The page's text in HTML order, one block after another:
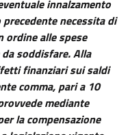
innalzamento
necessita di
ordine alle spese
soddisfare. Alla
finanziari sui saldi
comma, pari a 10
mediante
la compensazione